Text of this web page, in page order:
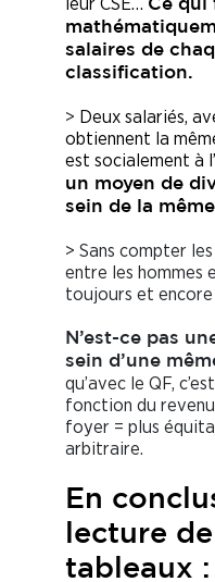
leur CSE… Ce qui
salaires de
classification.
> Deux salariés,
obtiennent la
est socialement à
un moyen de
sein de la
> Sans compter
entre les hommes
toujours et encore
N’est-ce pas
sein d’une
qu’avec le QF,
fonction du
foyer = plus
arbitraire.
En
lecture
tableaux :